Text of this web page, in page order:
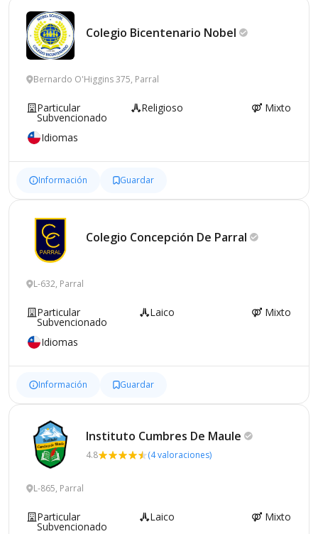
Colegio Bicentenario Nobel
Bernardo O'Higgins 375, Parral
Particular
Subvencionado
Religioso Mixto
Idiomas
Información Guardar
Colegio Concepción De Parral
L-632, Parral
Particular
Subvencionado
Laico Mixto
Idiomas
Información Guardar
Instituto Cumbres De Maule
4.8 (4 valoraciones)
L-865, Parral
Particular
Subvencionado
Laico Mixto